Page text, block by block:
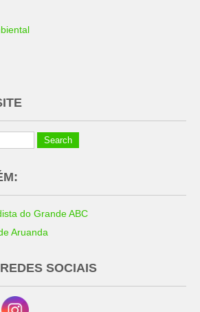
do Grande ABC
Aruanda
SOCIAIS